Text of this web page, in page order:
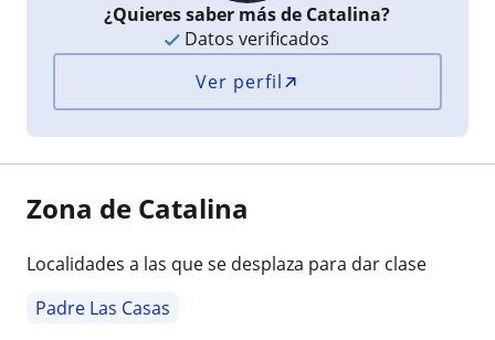
¿Quieres saber más de Catalina?
Datos verificados
Ver perfil
Zona de Catalina
Localidades a las que se desplaza para dar clase
Padre Las Casas